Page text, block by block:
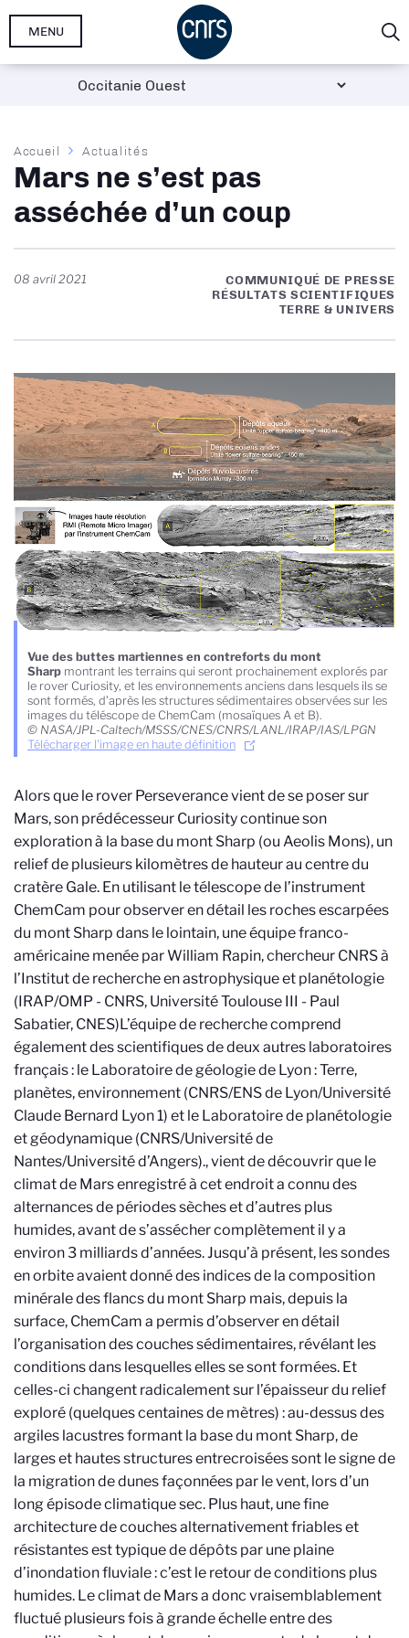
Aller
MENU
Fil
d'Ariane
Accueil Actualités
Mars ne s’est pas
asséchée d’un coup
08 avril 2021
COMMUNIQUÉ DE PRESSE
RÉSULTATS SCIENTIFIQUES
TERRE & UNIVERS
Vue des buttes martiennes en contreforts du mont
Sharp montrant les terrains qui seront prochainement explorés par
le rover Curiosity, et les environnements anciens dans lesquels ils se
sont formés, d’après les structures sédimentaires observées sur les
images du téléscope de ChemCam (mosaïques A et B).
© NASA/JPL-Caltech/MSSS/CNES/CNRS/LANL/IRAP/IAS/LPGN
Télécharger l'image en haute définition
Alors que le rover Perseverance vient de se poser sur
Mars, son prédécesseur Curiosity continue son
exploration à la base du mont Sharp (ou Aeolis Mons), un
relief de plusieurs kilomètres de hauteur au centre du
cratère Gale. En utilisant le télescope de l’instrument
ChemCam pour observer en détail les roches escarpées
du mont Sharp dans le lointain, une équipe franco-
américaine menée par William Rapin, chercheur CNRS à
l’Institut de recherche en astrophysique et planétologie
(IRAP/OMP - CNRS, Université Toulouse III - Paul
Sabatier, CNES)L’équipe de recherche comprend
également des scientifiques de deux autres laboratoires
français : le Laboratoire de géologie de Lyon : Terre,
planètes, environnement (CNRS/ENS de Lyon/Université
Claude Bernard Lyon 1) et le Laboratoire de planétologie
et géodynamique (CNRS/Université de
Nantes/Université d’Angers)., vient de découvrir que le
climat de Mars enregistré à cet endroit a connu des
alternances de périodes sèches et d’autres plus
humides, avant de s’assécher complètement il y a
environ 3 milliards d’années. Jusqu’à présent, les sondes
en orbite avaient donné des indices de la composition
minérale des flancs du mont Sharp mais, depuis la
surface, ChemCam a permis d’observer en détail
l’organisation des couches sédimentaires, révélant les
conditions dans lesquelles elles se sont formées. Et
celles-ci changent radicalement sur l’épaisseur du relief
exploré (quelques centaines de mètres) : au-dessus des
argiles lacustres formant la base du mont Sharp, de
larges et hautes structures entrecroisées sont le signe de
la migration de dunes façonnées par le vent, lors d’un
long épisode climatique sec. Plus haut, une fine
architecture de couches alternativement friables et
résistantes est typique de dépôts par une plaine
d’inondation fluviale : c’est le retour de conditions plus
humides. Le climat de Mars a donc vraisemblablement
fluctué plusieurs fois à grande échelle entre des